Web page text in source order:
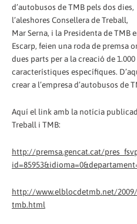
d’autobusos de TMB pels dos dies,
l’aleshores Consellera de Treball,
Mar Serna, i la Presidenta de TMB
Escarp, feien una roda de premsa
dues parts per a la creació de
característiques específiques.
crear a l’empresa d’autobusos de
Aquí el link amb la notícia
Treball i TMB:
http://premsa.gencat.cat/
http://www.elblocdetmb.net/
tmb.html